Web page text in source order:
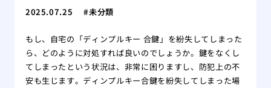
2025.07.25 未分類
もし、自宅の「ディンプルキー 合鍵」を紛失してしまった
ら、どのように対処すれば良いのでしょうか。鍵をなくし
てしまったという状況は、非常に困りますし、防犯上の不
安も生じます。ディンプルキー合鍵を紛失してしまった場